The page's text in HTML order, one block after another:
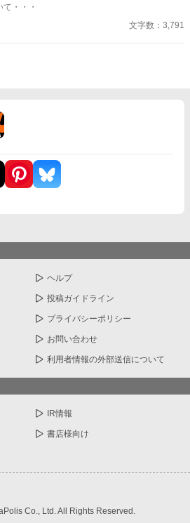
・・・
文字数：3,791
ヘルプ
投稿ガイドライン
プライバシーポリシー
お問い合わせ
利用者情報の外部送信について
IR情報
書店様向け
Co., Ltd. All Rights Reserved.